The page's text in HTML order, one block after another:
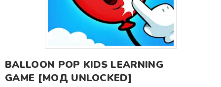
BALLOON POP KIDS LEARNING
GAME [МОД UNLOCKED]